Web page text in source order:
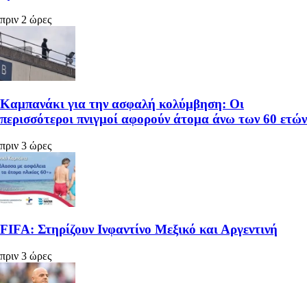
πριν 2 ώρες
Καμπανάκι για την ασφαλή κολύμβηση: Οι
περισσότεροι πνιγμοί αφορούν άτομα άνω των 60 ετών
πριν 3 ώρες
FIFA: Στηρίζουν Ινφαντίνο Μεξικό και Αργεντινή
πριν 3 ώρες